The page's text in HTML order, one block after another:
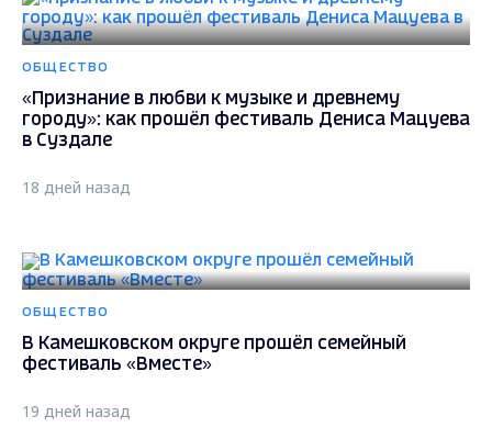
ОБЩЕСТВО
«Признание в любви к музыке и древнему
городу»: как прошёл фестиваль Дениса Мацуева
в Суздале
18 дней назад
ОБЩЕСТВО
В Камешковском округе прошёл семейный
фестиваль «Вместе»
19 дней назад